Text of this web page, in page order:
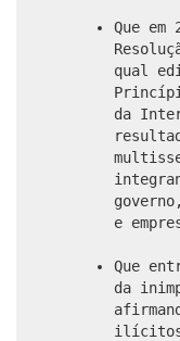
Que
qual
da
e
Que
da
ilícitos